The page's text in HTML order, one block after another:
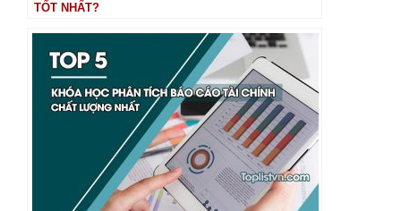
TỐT NHẤT?